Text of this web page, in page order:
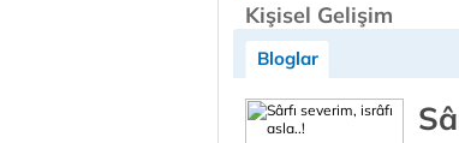
Kişisel Gelişim
Bloglar